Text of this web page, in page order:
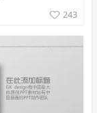
243